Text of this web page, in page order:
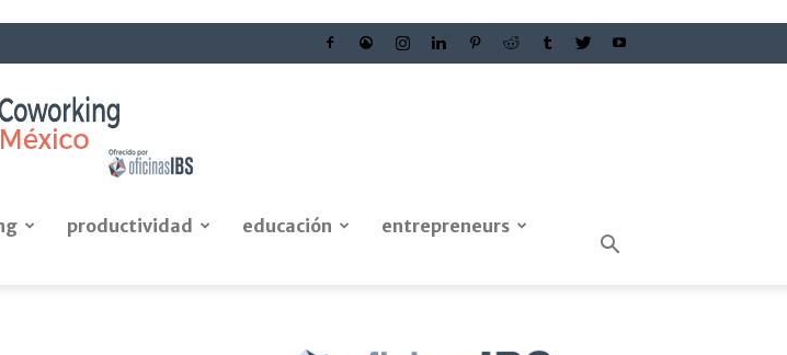
productividad educación
entrepreneurs